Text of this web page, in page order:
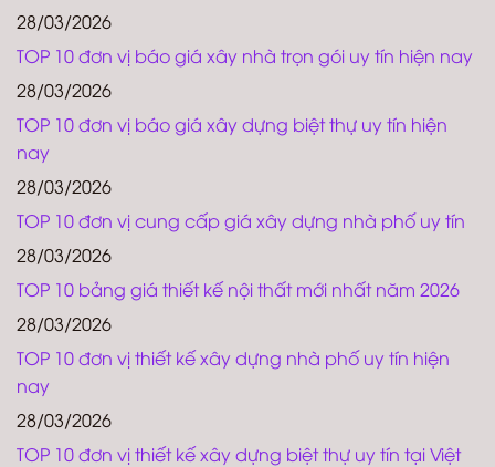
28/03/2026
TOP 10 đơn vị báo giá xây nhà trọn gói uy tín hiện nay
28/03/2026
TOP 10 đơn vị báo giá xây dựng biệt thự uy tín hiện
nay
28/03/2026
TOP 10 đơn vị cung cấp giá xây dựng nhà phố uy tín
28/03/2026
TOP 10 bảng giá thiết kế nội thất mới nhất năm 2026
28/03/2026
TOP 10 đơn vị thiết kế xây dựng nhà phố uy tín hiện
nay
28/03/2026
TOP 10 đơn vị thiết kế xây dựng biệt thự uy tín tại Việt